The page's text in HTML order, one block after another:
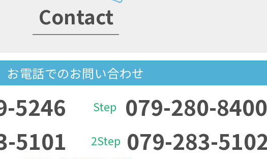
Contact
お電話でのお問い合わせ
5246 Step 079-280-8400
5101 2Step 079-283-